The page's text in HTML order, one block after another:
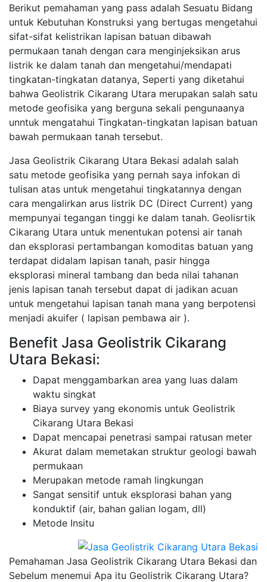
Berikut pemahaman yang pass adalah Sesuatu Bidang
untuk Kebutuhan Konstruksi yang bertugas mengetahui
sifat-sifat kelistrikan lapisan batuan dibawah
permukaan tanah dengan cara menginjeksikan arus
listrik ke dalam tanah dan mengetahui/mendapati
tingkatan-tingkatan datanya, Seperti yang diketahui
bahwa Geolistrik Cikarang Utara merupakan salah satu
metode geofisika yang berguna sekali pengunaanya
unntuk mengatahui Tingkatan-tingkatan lapisan batuan
bawah permukaan tanah tersebut.
Jasa Geolistrik Cikarang Utara Bekasi adalah salah
satu metode geofisika yang pernah saya infokan di
tulisan atas untuk mengetahui tingkatannya dengan
cara mengalirkan arus listrik DC (Direct Current) yang
mempunyai tegangan tinggi ke dalam tanah. Geolisrtik
Cikarang Utara untuk menentukan potensi air tanah
dan eksplorasi pertambangan komoditas batuan yang
terdapat didalam lapisan tanah, pasir hingga
eksplorasi mineral tambang dan beda nilai tahanan
jenis lapisan tanah tersebut dapat di jadikan acuan
untuk mengetahui lapisan tanah mana yang berpotensi
menjadi akuifer ( lapisan pembawa air ).
Benefit Jasa Geolistrik Cikarang
Utara Bekasi:
Dapat menggambarkan area yang luas dalam
waktu singkat
Biaya survey yang ekonomis untuk Geolistrik
Cikarang Utara Bekasi
Dapat mencapai penetrasi sampai ratusan meter
Akurat dalam memetakan struktur geologi bawah
permukaan
Merupakan metode ramah lingkungan
Sangat sensitif untuk eksplorasi bahan yang
konduktif (air, bahan galian logam, dll)
Metode Insitu
Pemahaman Jasa Geolistrik Cikarang Utara Bekasi dan
Sebelum menemui Apa itu Geolistrik Cikarang Utara?